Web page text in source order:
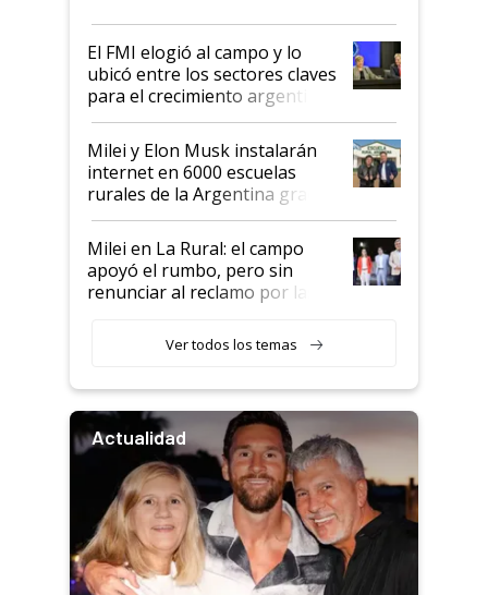
de Milei
El FMI elogió al campo y lo
ubicó entre los sectores claves
para el crecimiento argentino
Milei y Elon Musk instalarán
internet en 6000 escuelas
rurales de la Argentina gracias
a un acuerdo con Starlink
Milei en La Rural: el campo
apoyó el rumbo, pero sin
renunciar al reclamo por las
Ver todos los temas
Actualidad